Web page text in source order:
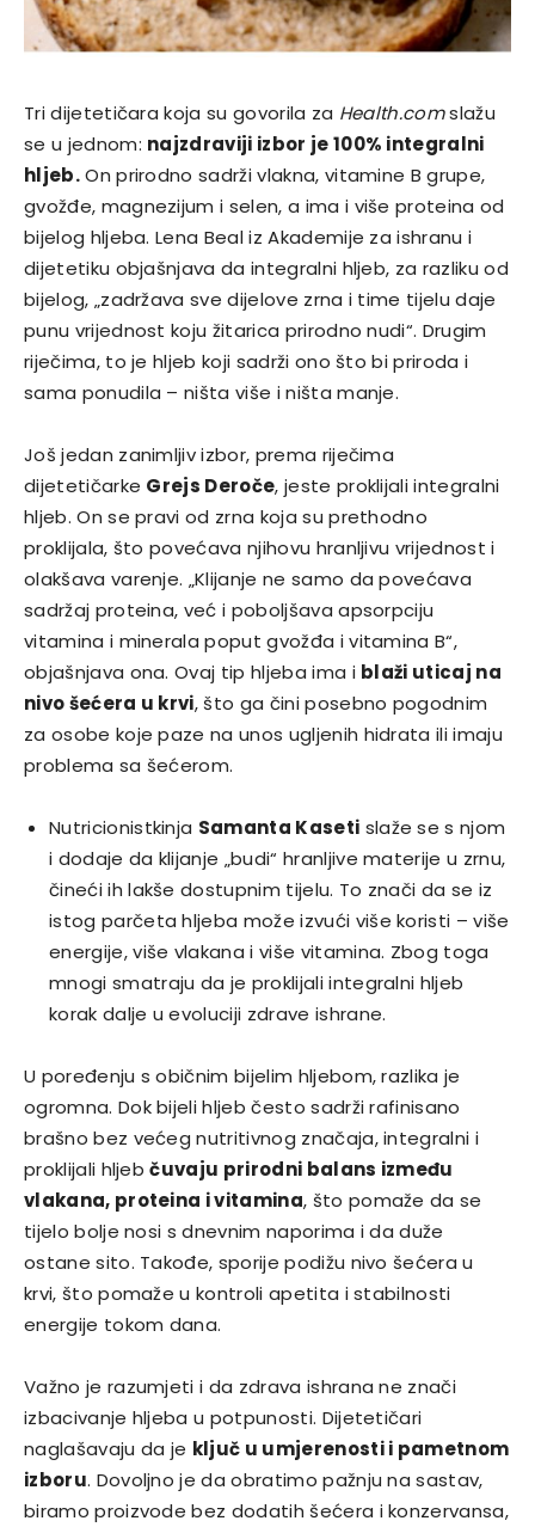
Tri dijetetičara koja su govorila za Health.comslažu
se u jednom: najzdraviji izbor je 100% integralni
hljeb.On prirodno sadrži vlakna, vitamine B grupe,
gvožđe, magnezijum i selen, a ima i više proteina od
bijelog hljeba. Lena Beal iz Akademije za ishranu i
dijetetiku objašnjava da integralni hljeb, za razliku od
bijelog, „zadržava sve dijelove zrna i time tijelu daje
punu vrijednost koju žitarica prirodno nudi“. Drugim
riječima, to je hljeb koji sadrži ono što bi priroda i
sama ponudila – ništa više i ništa manje.
Još jedan zanimljiv izbor, prema riječima
dijetetičarke Grejs Deroče, jeste proklijali integralni
hljeb. On se pravi od zrna koja su prethodno
proklijala, što povećava njihovu hranljivu vrijednost i
olakšava varenje. „Klijanje ne samo da povećava
sadržaj proteina, već i poboljšava apsorpciju
vitamina i minerala poput gvožđa i vitamina B“,
objašnjava ona. Ovaj tip hljeba ima i blaži uticaj na
nivo šećera u krvi, što ga čini posebno pogodnim
za osobe koje paze na unos ugljenih hidrata ili imaju
problema sa šećerom.
Nutricionistkinja Samanta Kaseti slaže se s njom
i dodaje da klijanje „budi“ hranljive materije u zrnu,
čineći ih lakše dostupnim tijelu. To znači da se iz
istog parčeta hljeba može izvući više koristi – više
energije, više vlakana i više vitamina. Zbog toga
mnogi smatraju da je proklijali integralni hljeb
korak dalje u evoluciji zdrave ishrane.
U poređenju s običnim bijelim hljebom, razlika je
ogromna. Dok bijeli hljeb često sadrži rafinisano
brašno bez većeg nutritivnog značaja, integralni i
proklijali hljebčuvaju prirodni balans između
vlakana, proteina i vitamina, što pomaže da se
tijelo bolje nosi s dnevnim naporima i da duže
ostane sito. Takođe, sporije podižu nivo šećera u
krvi, što pomaže u kontroli apetita i stabilnosti
energije tokom dana.
Važno je razumjeti i da zdrava ishrana ne znači
izbacivanje hljeba u potpunosti. Dijetetičari
naglašavaju da je ključ u umjerenosti i pametnom
izboru. Dovoljno je da obratimo pažnju na sastav,
biramo proizvode bez dodatih šećera i konzervansa,